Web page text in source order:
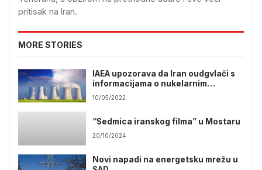
pritisak na Iran.
MORE STORIES
IAEA upozorava da Iran oudgvlači s
informacijama o nukelarnim
aktivnostima
10/05/2022
“Sedmica iranskog filma” u Mostaru
20/10/2024
Novi napadi na energetsku mrežu u